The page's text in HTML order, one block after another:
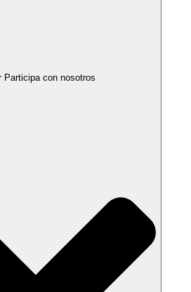
Participa con nosotros